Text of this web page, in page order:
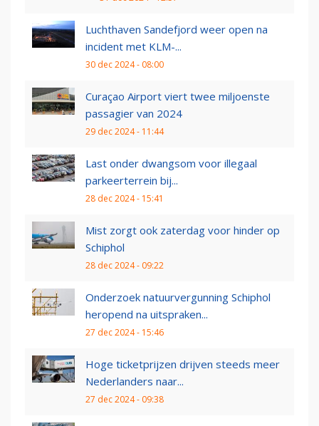
Luchthaven Sandefjord weer open na
incident met KLM-...
30 dec 2024 - 08:00
Curaçao Airport viert twee miljoenste
passagier van 2024
29 dec 2024 - 11:44
Last onder dwangsom voor illegaal
parkeerterrein bij...
28 dec 2024 - 15:41
Mist zorgt ook zaterdag voor hinder op
Schiphol
28 dec 2024 - 09:22
Onderzoek natuurvergunning Schiphol
heropend na uitspraken...
27 dec 2024 - 15:46
Hoge ticketprijzen drijven steeds meer
Nederlanders naar...
27 dec 2024 - 09:38